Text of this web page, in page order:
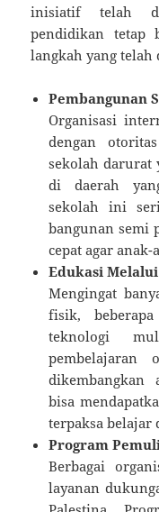
inisiatif telah
pendidikan tetap
langkah yang
Pembangunan
Organisasi
dengan
sekolah darurat
di daerah
sekolah ini
bangunan semi
cepat agar
Edukasi
Mengingat
fisik,
teknologi
dikembangkan
bisa
terpaksa belajar
Program
Berbagai
layanan